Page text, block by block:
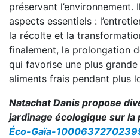
préservant
aspects essentiels :
la récolte et la
finalement, la prolongation
qui favorise une plus
aliments frais pendant plus
Natachat Danis propose
jardinage écologique sur la
Éco-Gaïa-